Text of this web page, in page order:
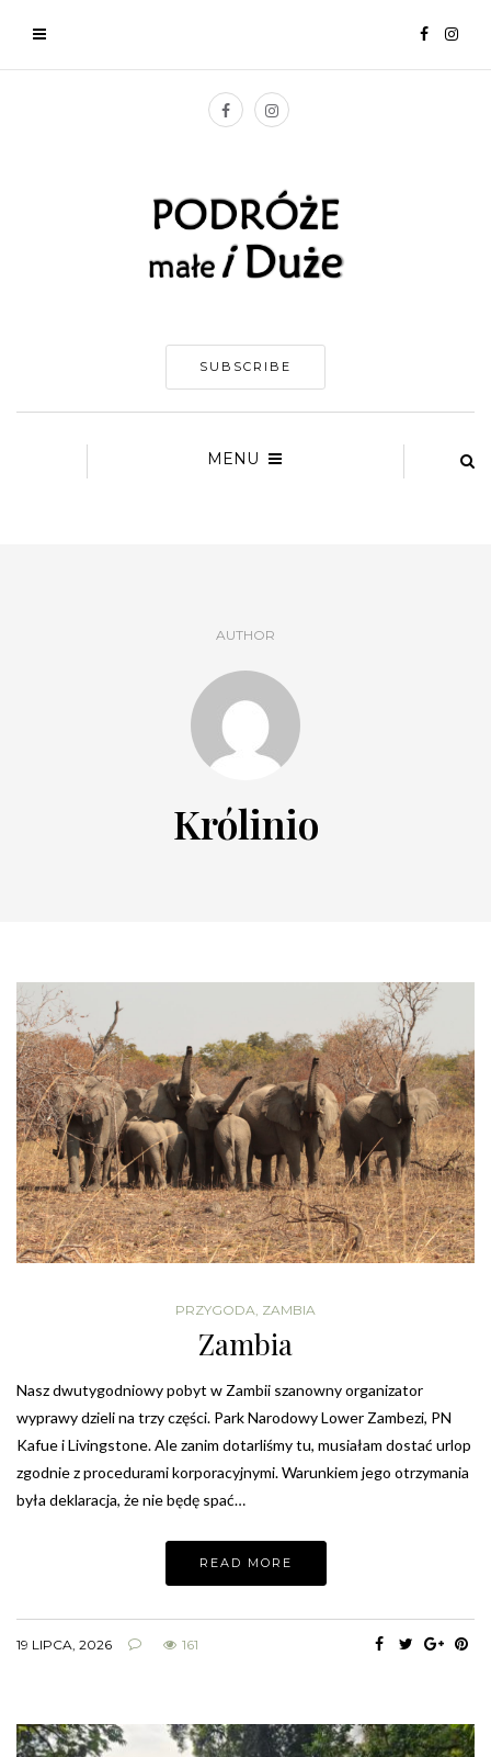
SUBSCRIBE
MENU
AUTHOR
Królinio
PRZYGODA, ZAMBIA
Zambia
Nasz dwutygodniowy pobyt w Zambii szanowny organizator
wyprawy dzieli na trzy części. Park Narodowy Lower Zambezi, PN
Kafue i Livingstone. Ale zanim dotarliśmy tu, musiałam dostać urlop
zgodnie z procedurami korporacyjnymi. Warunkiem jego otrzymania
była deklaracja, że nie będę spać…
READ MORE
19 LIPCA, 2026 161